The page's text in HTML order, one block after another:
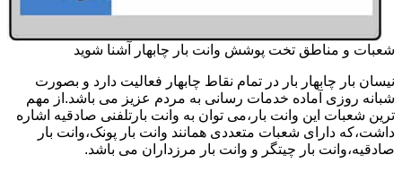
شعبات و مناطق تخت پوشش وانت بار چابهار آشنا شوید
نیسان بار چابهار بار در تمام نقاط چابهار فعالیت دارد و بصورت
شبانه روزی آماده خدمات رسانی به مردم عزیز می باشد.از مهم
ترین شعبات این وانت بار،می توان به وانت بارتلفنی صادقیه اشاره
داشت،که دارای شعبات متعددی همانند وانت بار پونک،وانت بار
صادقیه،وانت بار چیتگر و وانت بار مرزداران می باشد.